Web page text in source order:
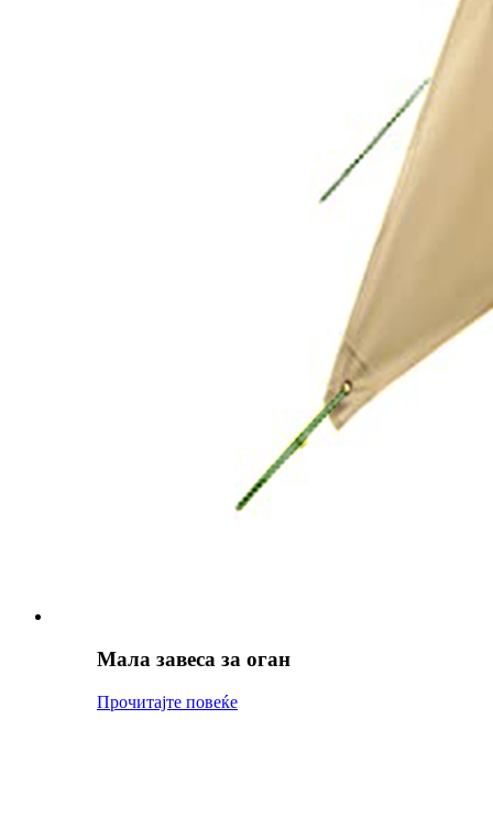
Мала завеса за оган
Прочитајте повеќе